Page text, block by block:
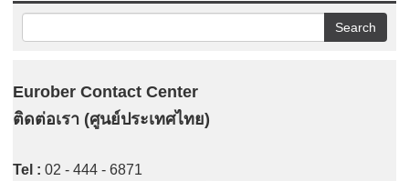
Eurober Contact Center
ติดต่อเรา (ศูนย์ประเทศไทย)
Tel : 02 - 444 - 6871